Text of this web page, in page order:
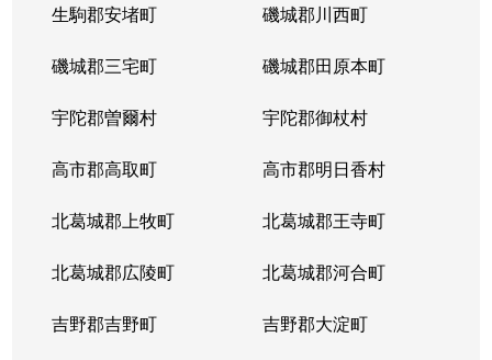
生駒郡安堵町 磯城郡川西町
磯城郡三宅町 磯城郡田原本町
宇陀郡曽爾村 宇陀郡御杖村
高市郡高取町 高市郡明日香村
北葛城郡上牧町 北葛城郡王寺町
北葛城郡広陵町 北葛城郡河合町
吉野郡吉野町 吉野郡大淀町